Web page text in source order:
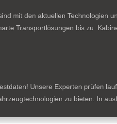
mit den aktuellen
Transportlösungen bis zu
Unsere Experten prüfen
zu bieten. In